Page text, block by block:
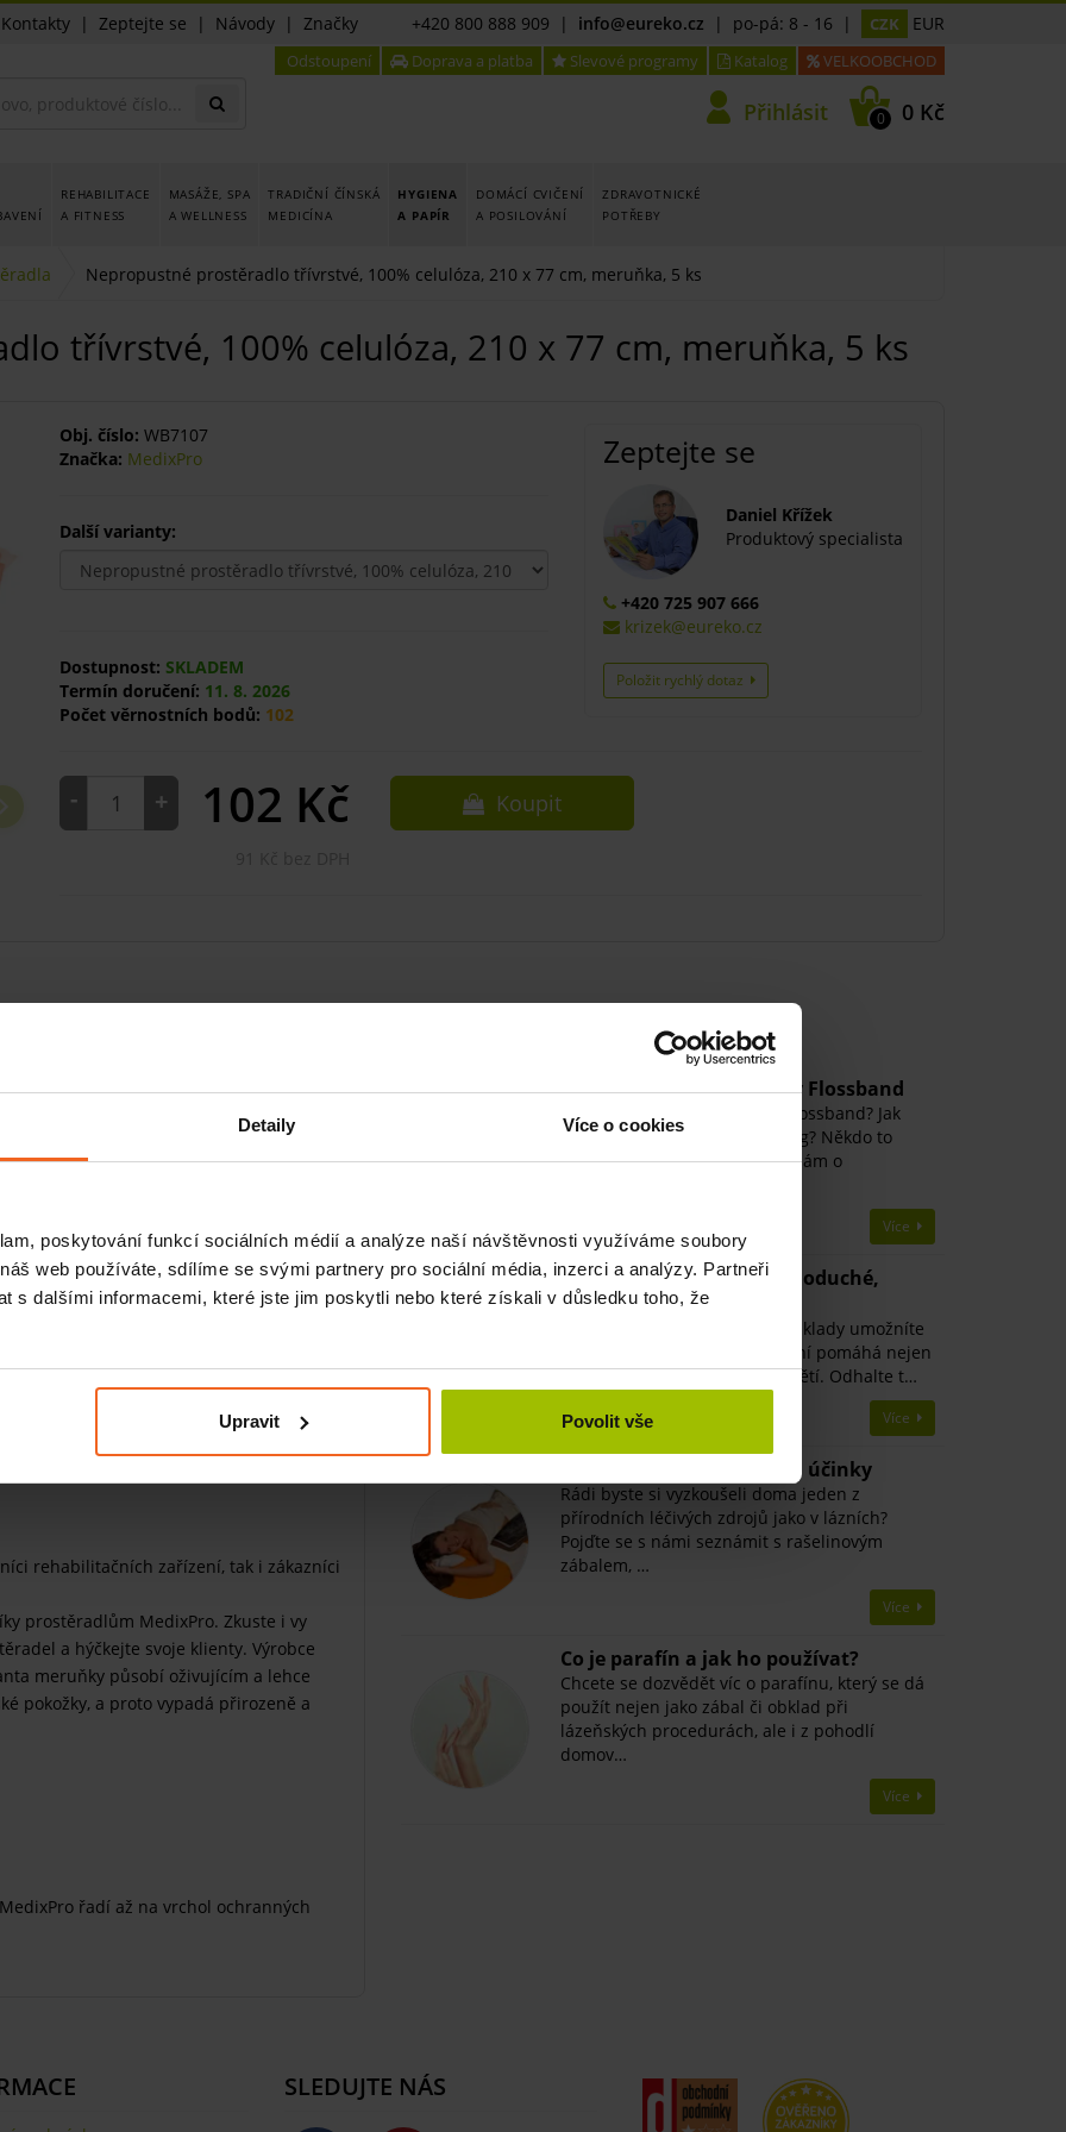
Detaily Více o cookies
poskytování funkcí sociálních médií a analýze naší návštěvnosti využíváme soubory
web používáte, sdílíme se svými partnery pro sociální média, inzerci a analýzy. Partneři
s dalšími informacemi, které jste jim poskytli nebo které získali v důsledku toho, že
Upravit Povolit vše
Kontakty | Zeptejte se | Návody | Značky +420 800 888 909 | info@eureko.cz | po-pá: 8 - 16 | CZK EUR
Odstoupení Doprava a platba Slevové programy Katalog VELKOOBCHOD
Přihlásit 0 0 Kč
REHABILITACE
A FITNESS
MASÁŽE, SPA
A WELLNESS
TRADIČNÍ ČÍNSKÁ
MEDICÍNA
HYGIENA
A PAPÍR
DOMÁCÍ CVIČENÍ
A POSILOVÁNÍ
ZDRAVOTNICKÉ
POTŘEBY
Nepropustné prostěradlo třívrstvé, 100% celulóza, 210 x 77 cm, meruňka, 5 ks
třívrstvé, 100% celulóza, 210 x 77 cm, meruňka, 5 ks
Obj. číslo: WB7107
Značka: MedixPro
Další varianty:
Dostupnost: SKLADEM
Termín doručení: 11. 8. 2026
Počet věrnostních bodů: 102
Zeptejte se
Daniel Křížek
Produktový specialista
+420 725 907 666
krizek@eureko.cz
Položit rychlý dotaz
- + 102 Kč Koupit
MedixPro
a záruku pohlcení tekutiny. Třetí
oleje ani jiné
a prodlouží tak jeho životnost.
rehabilitačních zařízení, tak i zákazníci
prostěradlům MedixPro. Zkuste i vy
a hýčkejte svoje klienty. Výrobce
meruňky působí oživujícím a lehce
pokožky, a proto vypadá přirozeně a
řadí až na vrchol ochranných
Související články
Recenze kompresní gumy Flossband
Jak působí kompresní gumy Flossband? Jak
účinná je metoda Easy Flossing? Někdo to
otestoval za vás. Mrkněte, co nám o
Více
Míčkování - geniálně jednoduché,
překvapivě účinné
Poznejte, jak s minimálními náklady umožníte
dětem řádně dýchat. Míčkování pomáhá nejen
při dýchacích problémech u dětí. Odhalte t…
Více
Rašelinové zábaly a jejich účinky
Rádi byste si vyzkoušeli doma jeden z
přírodních léčivých zdrojů jako v lázních?
Pojďte se s námi seznámit s rašelinovým
zábalem, …
Více
Co je parafín a jak ho používat?
Chcete se dozvědět víc o parafínu, který se dá
použít nejen jako zábal či obklad při
lázeňských procedurách, ale i z pohodlí
domov…
Více
SLEDUJTE NÁS